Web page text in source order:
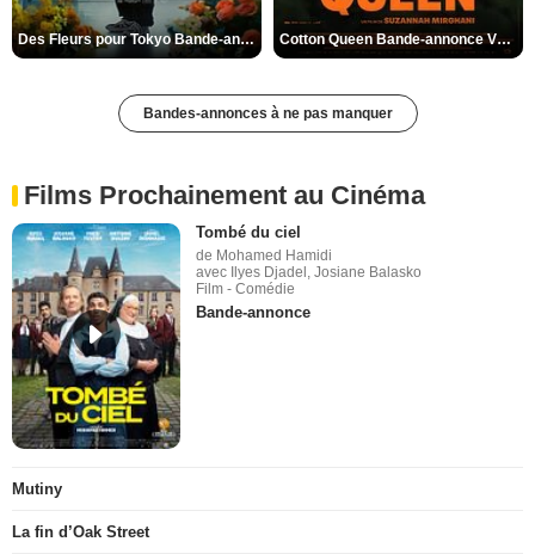
Des Fleurs pour Tokyo Bande-annonce VO STFR Cotton Queen Bande-annonce VO STFR
Bandes-annonces à ne pas manquer
Films Prochainement au Cinéma
Tombé du ciel
de Mohamed Hamidi
avec Ilyes Djadel, Josiane Balasko
Film - Comédie
Bande-annonce
Mutiny
La fin d’Oak Street